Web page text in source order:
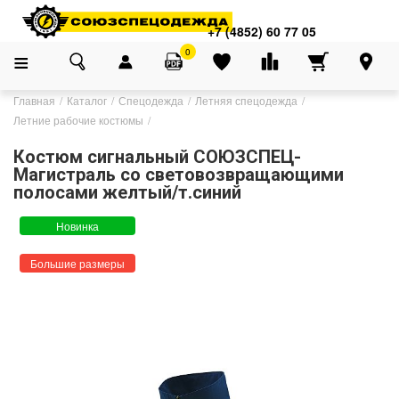
+7 (4852) 60 77 05
0
Главная Каталог Спецодежда
Летняя спецодежда
Летние рабочие костюмы
Костюм сигнальный СОЮЗСПЕЦ-
Магистраль со световозвращающими
полосами желтый/т.синий
Новинка
Большие размеры